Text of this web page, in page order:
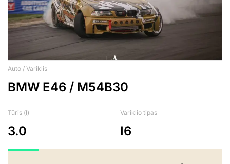
Auto / Variklis
BMW E46 / M54B30
Tūris (l)
3.0
Variklio tipas
I6